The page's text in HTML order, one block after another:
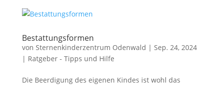
Bestattungsformen
von Sternenkinderzentrum Odenwald | Sep. 24, 2024
| Ratgeber - Tipps und Hilfe
Die Beerdigung des eigenen Kindes ist wohl das